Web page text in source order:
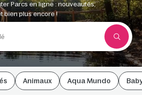
Parcs en ligne : nouveautés,
bien plus encore !
Animaux Aqua Mundo